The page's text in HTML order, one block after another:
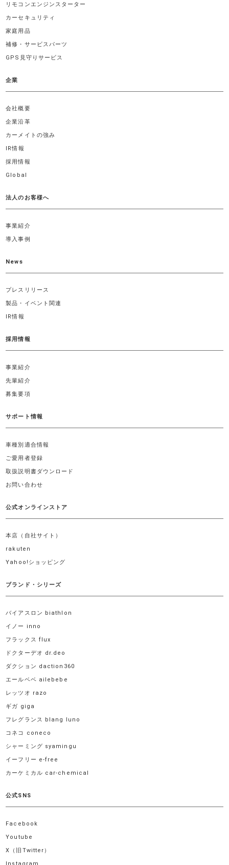
リモコンエンジンスターター
カーセキュリティ
家庭用品
補修・サービスパーツ
GPS見守りサービス
企業
会社概要
企業沿革
カーメイトの強み
IR情報
採用情報
Global
法人のお客様へ
事業紹介
導入事例
News
プレスリリース
製品・イベント関連
IR情報
採用情報
事業紹介
先輩紹介
募集要項
サポート情報
車種別適合情報
ご愛用者登録
取扱説明書ダウンロード
お問い合わせ
公式オンラインストア
本店（自社サイト）
rakuten
Yahoo!ショッピング
ブランド・シリーズ
バイアスロン biathlon
イノー inno
フラックス flux
ドクターデオ dr.deo
ダクション daction360
エールベベ ailebebe
レッツオ razo
ギガ giga
フレグランス blang luno
コネコ coneco
シャーミング syamingu
イーフリー e-free
カーケミカル car-chemical
公式SNS
Facebook
Youtube
X（旧Twitter）
Instagram